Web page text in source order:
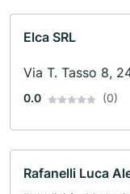
Elca SRL
Via T. Tasso 8,
0.0 (0)
Rafanelli Luca